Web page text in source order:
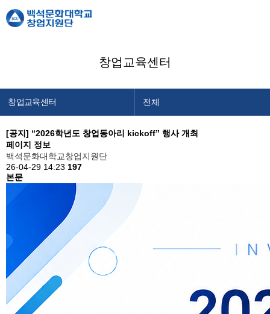
창업교육센터
창업교육센터
창업교육센터
창업보육센터
이용안내
전체
[공지] “2026학년도 창업동아리 kickoff” 행사 개최
페이지 정보
백석문화대학교창업지원단
26-04-29 14:23 197
본문